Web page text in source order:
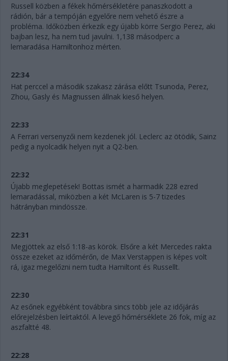
Russell közben a fékek hőmérsékletére panaszkodott a
rádión, bár a tempóján egyelőre nem vehető észre a
probléma. Időközben érkezik egy újabb körre Sergio Perez, aki
bajban lesz, ha nem tud javulni. 1,138 másodperc a
lemaradása Hamiltonhoz mérten.
22:34
Hat perccel a második szakasz zárása előtt Tsunoda, Perez,
Zhou, Gasly és Magnussen állnak kieső helyen.
22:33
A Ferrari versenyzői nem kezdenek jól. Leclerc az ötödik, Sainz
pedig a nyolcadik helyen nyit a Q2-ben.
22:32
Újabb meglepetések! Bottas ismét a harmadik 228 ezred
lemaradással, miközben a két McLaren is 5-7 tizedes
hátrányban mindössze.
22:31
Megjöttek az első 1:18-as körök. Elsőre a két Mercedes rakta
össze ezeket az időmérőn, de Max Verstappen is képes volt
rá, igaz megelőzni nem tudta Hamiltont és Russellt.
22:30
Az esőnek egyébként továbbra sincs több jele az időjárás
előrejelzésben leírtaktól. A levegő hőmérséklete 26 fok, míg az
aszfaltté 48.
22:28